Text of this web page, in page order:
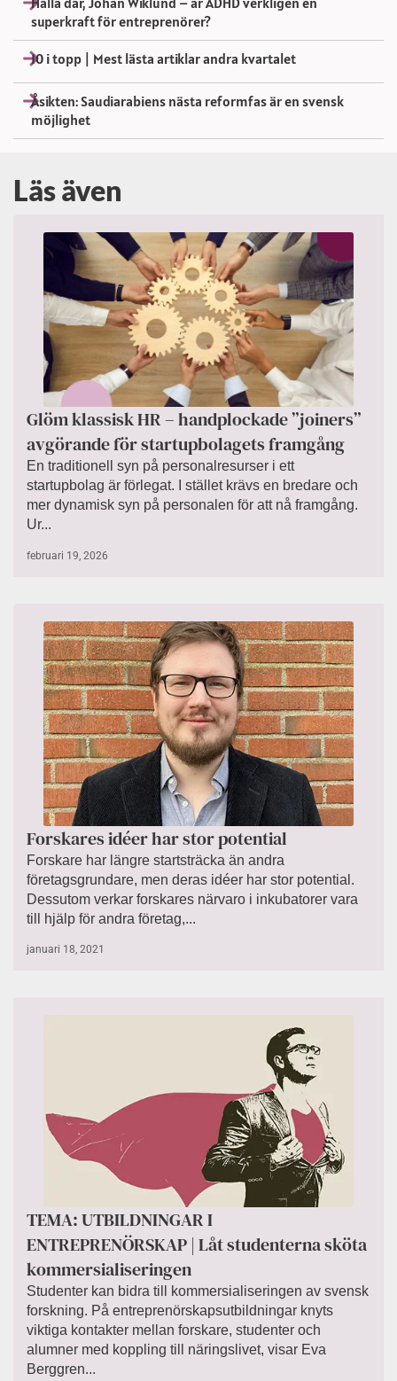
superkraft för entreprenörer?
10 i topp | Mest lästa artiklar andra kvartalet
Åsikten: Saudiarabiens nästa reformfas är en svensk
möjlighet
Läs även
Glöm klassisk HR – handplockade ”joiners”
avgörande för startupbolagets framgång
En traditionell syn på personalresurser i ett
startupbolag är förlegat. I stället krävs en bredare och
mer dynamisk syn på personalen för att nå framgång.
Ur...
februari 19, 2026
Forskares idéer har stor potential
Forskare har längre startsträcka än andra
företagsgrundare, men deras idéer har stor potential.
Dessutom verkar forskares närvaro i inkubatorer vara
till hjälp för andra företag,...
januari 18, 2021
TEMA: UTBILDNINGAR I
ENTREPRENÖRSKAP | Låt studenterna sköta
kommersialiseringen
Studenter kan bidra till kommersialiseringen av svensk
forskning. På entreprenörskapsutbildningar knyts
viktiga kontakter mellan forskare, studenter och
alumner med koppling till näringslivet, visar Eva
Berggren...